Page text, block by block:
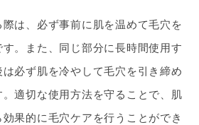
は、必ず事前に肌を温めて毛穴を
。また、同じ部分に長時間使用す
必ず肌を冷やして毛穴を引き締め
適切な使用方法を守ることで、肌
果的に毛穴ケアを行うことができ